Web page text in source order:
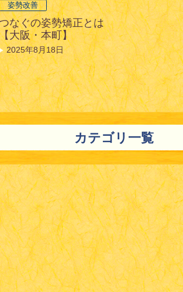
姿勢改善
なぐの姿勢矯正とは
大阪・本町】
2025年8月18日
カテゴリ一覧